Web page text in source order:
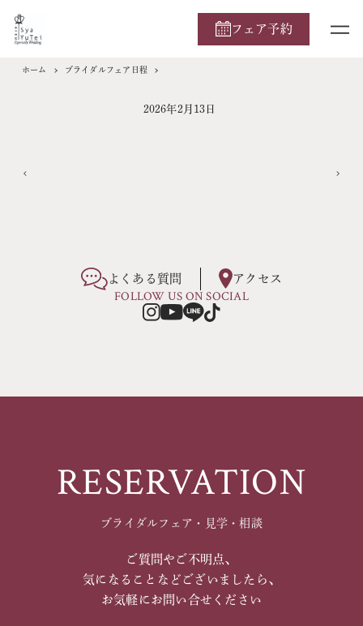
フェア予約
ホーム ブライダルフェア日程
2026年2月13日
よくある質問 アクセス
FOLLOW US ON SOCIAL
RESERVATION
ブライダルフェア・見学・相談
ご質問やご不明点、
気になることなどございましたら、
お気軽にお問い合せください